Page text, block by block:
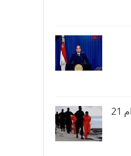
داعش ليبيا تعلن اعدام 21